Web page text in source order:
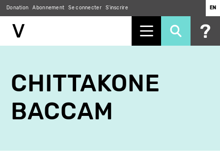
contenu
principal
Donation Abonnement Se connecter S'inscrire EN
CHITTAKONE
BACCAM